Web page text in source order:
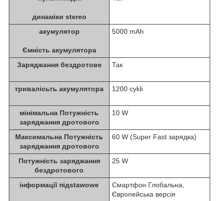
динаміки stereo
акумулятор
Ємність акумулятора
5000 mAh
Заряджання бездротове Так
тривалісьть акумулятора 1200 cykli
мінімальна Потужність
заряджання дротового
10 W
Максимальна Потужність
заряджання дротового
60 W (Super Fast зарядка)
Потужність заряджання
бездротового
25 W
інформації підstawowe
Смартфон Глобальна,
Європейська версія